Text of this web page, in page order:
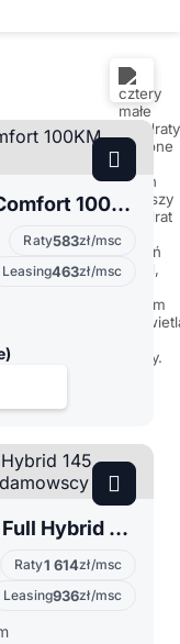
Dacia Logan III 1.0 TCe LPG Comfort 100KM Gwarancja Grupa Adamowscy
Raty583zł/msc
Leasing463zł/msc
Renault Symbioz 1.6 E-Tech Full Hybrid 145 Techno SalonPL VAT23% Grupa Adamowscy
Raty1 614zł/msc
Leasing936zł/msc